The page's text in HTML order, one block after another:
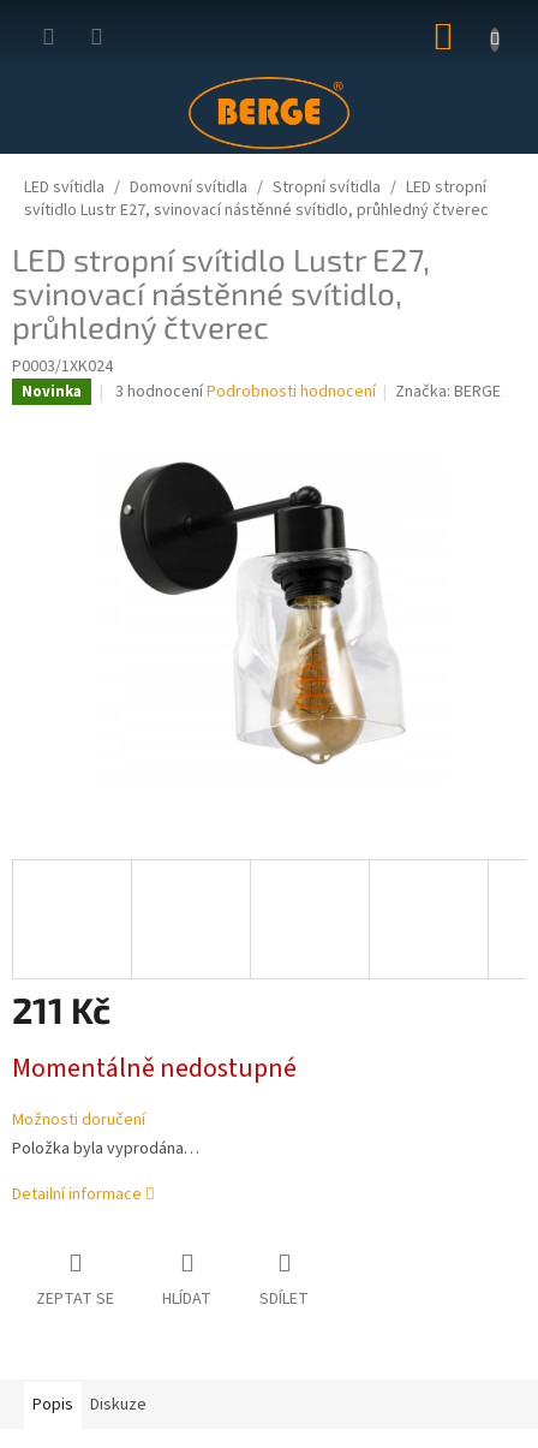
KOŠÍK
LED svítidla Domovní svítidla Stropní svítidla
LED stropní
svítidlo Lustr E27, svinovací nástěnné svítidlo, průhledný čtverec
LED stropní svítidlo Lustr E27,
svinovací nástěnné svítidlo,
průhledný čtverec
P0003/1XK024
Novinka
Průměrné
4,7
z
5
hvězdiček.
3 hodnoceníPodrobnosti hodnocení Značka:BERGE
211 Kč
cena:
Momentálně nedostupné
Možnosti doručení
Položka byla vyprodána…
Detailní informace
ZEPTAT SE HLÍDAT SDÍLET
Popis Diskuze